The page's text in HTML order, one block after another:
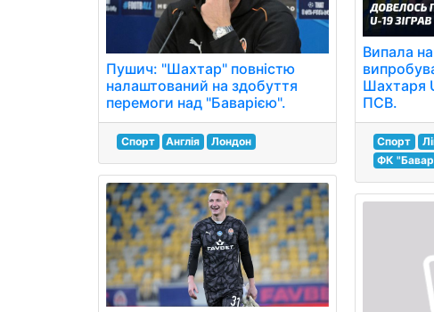
Пушич: "Шахтар" повністю
налаштований на здобуття
перемоги над "Баварією".
Спорт Англія Лондон
Випала
Шахтаря
ПСВ.
Спорт
ФК